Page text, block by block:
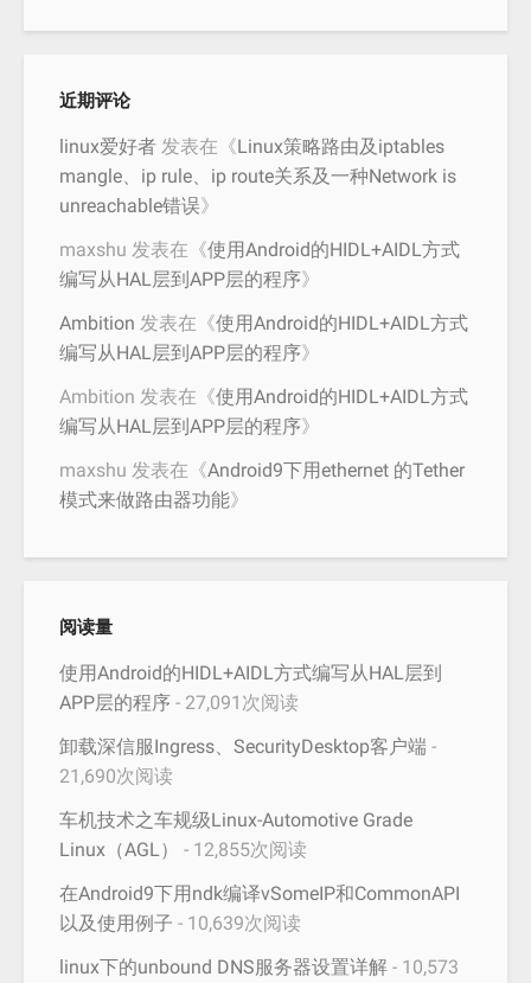
近期评论
linux爱好者 发表在《Linux策略路由及iptables
mangle、ip rule、ip route关系及一种Network is
unreachable错误》
maxshu 发表在《使用Android的HIDL+AIDL方式
编写从HAL层到APP层的程序》
Ambition 发表在《使用Android的HIDL+AIDL方式
编写从HAL层到APP层的程序》
Ambition 发表在《使用Android的HIDL+AIDL方式
编写从HAL层到APP层的程序》
maxshu 发表在《Android9下用ethernet 的Tether
模式来做路由器功能》
阅读量
使用Android的HIDL+AIDL方式编写从HAL层到
APP层的程序 - 27,091次阅读
卸载深信服Ingress、SecurityDesktop客户端 -
21,690次阅读
车机技术之车规级Linux-Automotive Grade
Linux（AGL）
- 12,855次阅读
在Android9下用ndk编译vSomeIP和CommonAPI
以及使用例子 - 10,639次阅读
linux下的unbound DNS服务器设置详解 - 10,573